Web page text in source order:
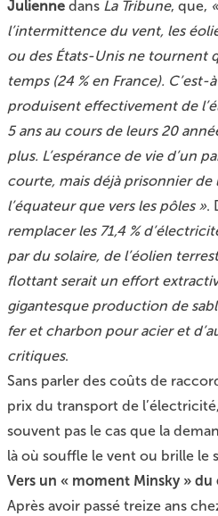
Julienne dans La Tribune, que,
l’intermittence du vent, les
ou des États-Unis ne tournent
temps (24 % en France). C’est-
produisent effectivement de
5 ans au cours de leurs 20
plus. L’espérance de vie d’un
courte, mais déjà prisonnier
l’équateur que vers les pôles ».
remplacer les 71,4 %
par du solaire, de l’éolien
flottant serait un effort
gigantesque production de
fer et charbon pour acier et
critiques.
Sans parler des coûts de
prix du transport de
souvent pas le cas que la
là où souffle le vent ou brille le
Vers un « moment Minsky » du
Après avoir passé treize ans